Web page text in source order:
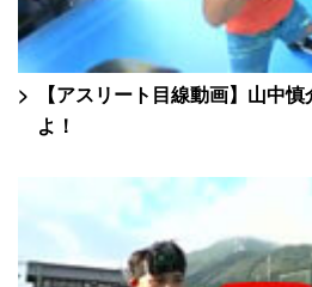
【アスリート目線動画】山中
よ！